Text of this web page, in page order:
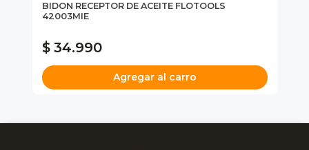
BIDON RECEPTOR DE ACEITE FLOTOOLS
42003MIE
$ 34.990
Agregar al carro